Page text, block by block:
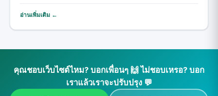
อ่านเพิ่มเติม ←
คุณชอบเว็บไซต์ไหม? บอกเพื่อนๆ 🙌 ไม่ชอบเหรอ? บอก
เราแล้วเราจะปรับปรุง 💬